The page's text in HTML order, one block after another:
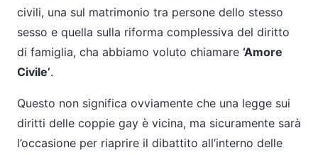
civili, una sul matrimonio tra persone dello stesso
sesso e quella sulla riforma complessiva del diritto
di famiglia, cha abbiamo voluto chiamare ‘Amore
Civile’.
Questo non significa ovviamente che una legge sui
diritti delle coppie gay è vicina, ma sicuramente sarà
l’occasione per riaprire il dibattito all’interno delle